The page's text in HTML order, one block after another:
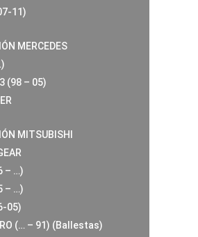
11)
MERCEDES
(98 – 05)
MITSUBISHI
– …)
– …)
05)
(… – 91) (Ballestas)